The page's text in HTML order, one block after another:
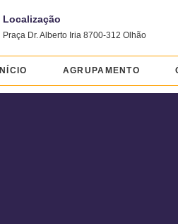
Localização
Praça Dr. Alberto Iria 8700-312 Olhão
INÍCIO AGRUPAMENTO